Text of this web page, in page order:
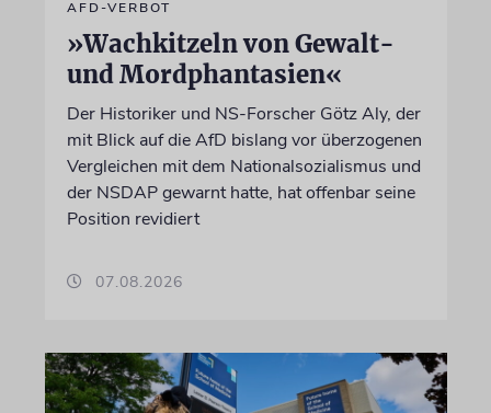
AFD-VERBOT
»Wachkitzeln von Gewalt-
und Mordphantasien«
Der Historiker und NS-Forscher Götz Aly, der
mit Blick auf die AfD bislang vor überzogenen
Vergleichen mit dem Nationalsozialismus und
der NSDAP gewarnt hatte, hat offenbar seine
Position revidiert
07.08.2026